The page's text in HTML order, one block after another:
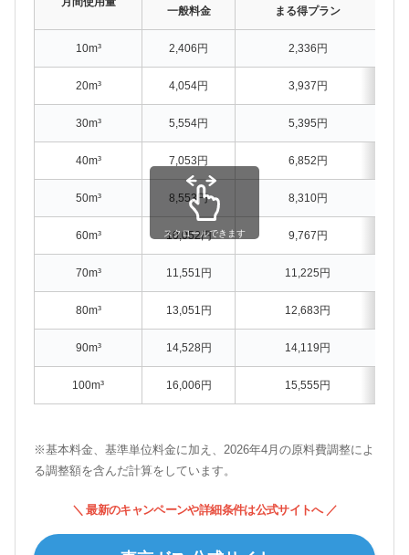
一般料金
まる得プラン
10m³ 2,406円 2,336円
20m³ 4,054円 3,937円
30m³ 5,554円 5,395円
40m³ 7,053円 6,852円
50m³ 8,553円 8,310円
60m³ 10,052円 9,767円
70m³ 11,551円 11,225円
80m³ 13,051円 12,683円
90m³ 14,528円 14,119円
100m³ 16,006円 15,555円
スクロールできます
※基本料金、基準単位料金に加え、2026年4月の原料費調整によ
る調整額を含んだ計算をしています。
＼ 最新のキャンペーンや詳細条件は公式サイトへ ／